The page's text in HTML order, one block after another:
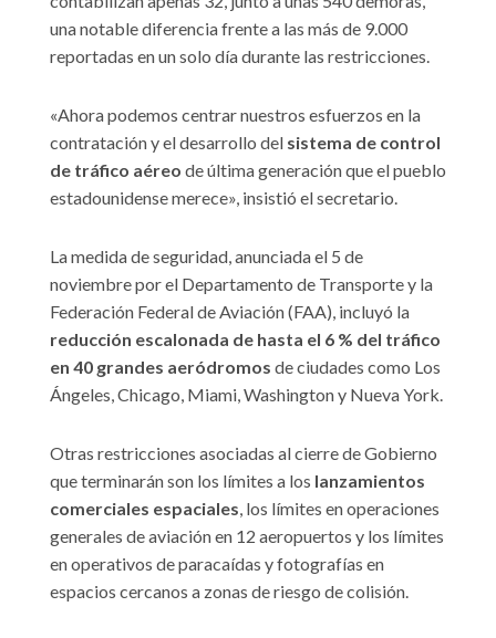
una notable diferencia frente a las más de 9.000
reportadas en un solo día durante las restricciones.
«Ahora podemos centrar nuestros esfuerzos en la
contratación y el desarrollo del sistema de control
de tráfico aéreo de última generación que el pueblo
estadounidense merece», insistió el secretario.
La medida de seguridad, anunciada el 5 de
noviembre por el Departamento de Transporte y la
Federación Federal de Aviación (FAA), incluyó la
reducción escalonada de hasta el 6 % del tráfico
en 40 grandes aeródromos de ciudades como Los
Ángeles, Chicago, Miami, Washington y Nueva York.
Otras restricciones asociadas al cierre de Gobierno
que terminarán son los límites a los lanzamientos
comerciales espaciales, los límites en operaciones
generales de aviación en 12 aeropuertos y los límites
en operativos de paracaídas y fotografías en
espacios cercanos a zonas de riesgo de colisión.